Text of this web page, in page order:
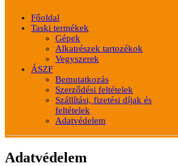
Főoldal
Taski termékek
Gépek
Alkatrészek tartozékok
Vegyszerek
ÁSZF
Bemutatkozás
Szerződési feltételek
Szállítási, fizetési díjak és
feltételek
Adatvédelem
Adatvédelem